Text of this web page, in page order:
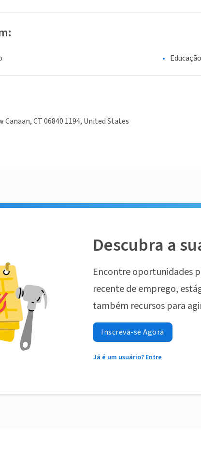
Educação
Canaan, CT 06840 1194, United States
Descubra a
Encontre oportunidades
recente de emprego,
também recursos para
Inscreva-se Agora
Já é um usuário? Entre